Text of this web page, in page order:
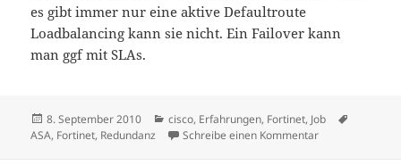
es gibt immer nur eine aktive Defaultroute
Loadbalancing kann sie nicht. Ein Failover kann
man ggf mit SLAs.
Veröffentlicht
am
8. September 2010 Kategorien
cisco, Erfahrungen, Fortinet, Job
ASA, Fortinet, Redundanz Schreibe einen Kommentarzu Fortigate: